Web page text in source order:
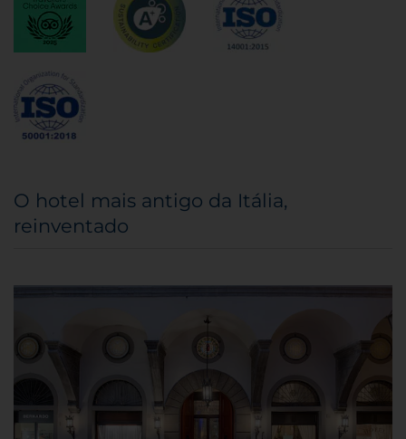
O hotel mais antigo da Itália,
reinventado